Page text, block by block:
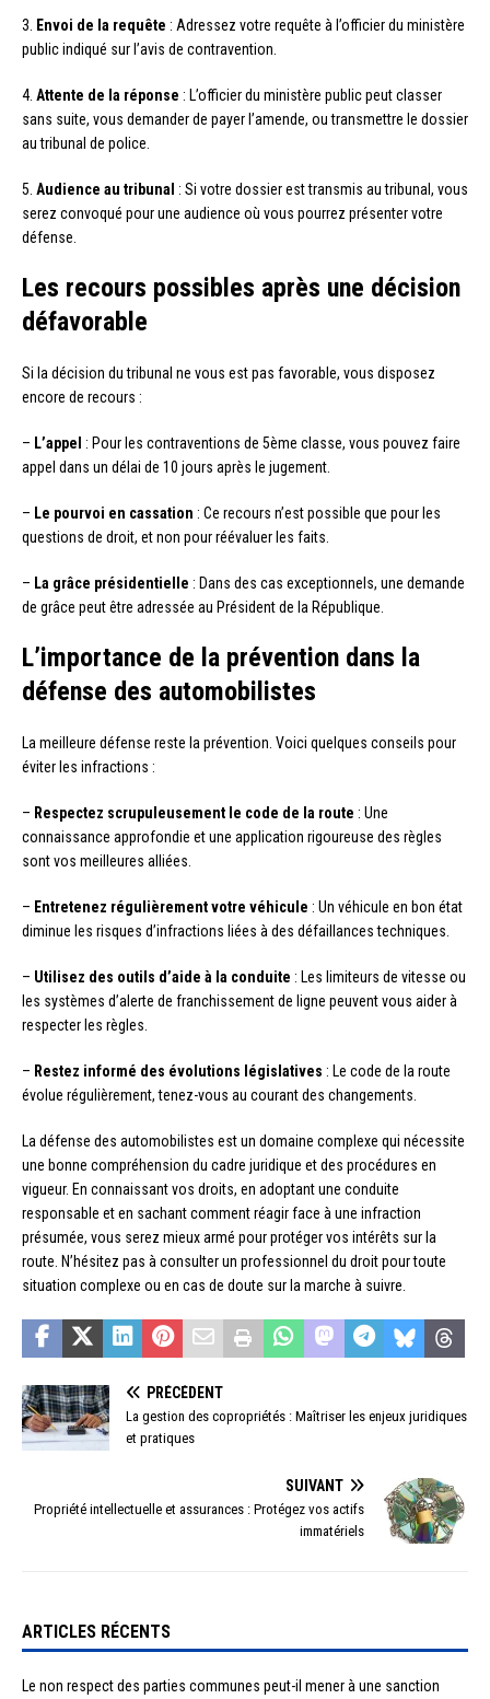
3. Envoi de la requête : Adressez votre requête à l’officier du ministère
public indiqué sur l’avis de contravention.
4. Attente de la réponse : L’officier du ministère public peut classer
sans suite, vous demander de payer l’amende, ou transmettre le dossier
au tribunal de police.
5. Audience au tribunal : Si votre dossier est transmis au tribunal, vous
serez convoqué pour une audience où vous pourrez présenter votre
défense.
Les recours possibles après une décision
défavorable
Si la décision du tribunal ne vous est pas favorable, vous disposez
encore de recours :
– L’appel : Pour les contraventions de 5ème classe, vous pouvez faire
appel dans un délai de 10 jours après le jugement.
– Le pourvoi en cassation : Ce recours n’est possible que pour les
questions de droit, et non pour réévaluer les faits.
– La grâce présidentielle : Dans des cas exceptionnels, une demande
de grâce peut être adressée au Président de la République.
L’importance de la prévention dans la
défense des automobilistes
La meilleure défense reste la prévention. Voici quelques conseils pour
éviter les infractions :
– Respectez scrupuleusement le code de la route : Une
connaissance approfondie et une application rigoureuse des règles
sont vos meilleures alliées.
– Entretenez régulièrement votre véhicule : Un véhicule en bon état
diminue les risques d’infractions liées à des défaillances techniques.
– Utilisez des outils d’aide à la conduite : Les limiteurs de vitesse ou
les systèmes d’alerte de franchissement de ligne peuvent vous aider à
respecter les règles.
– Restez informé des évolutions législatives : Le code de la route
évolue régulièrement, tenez-vous au courant des changements.
La défense des automobilistes est un domaine complexe qui nécessite
une bonne compréhension du cadre juridique et des procédures en
vigueur. En connaissant vos droits, en adoptant une conduite
responsable et en sachant comment réagir face à une infraction
présumée, vous serez mieux armé pour protéger vos intérêts sur la
route. N’hésitez pas à consulter un professionnel du droit pour toute
situation complexe ou en cas de doute sur la marche à suivre.
PRÉCÉDENT
La gestion des copropriétés : Maîtriser les enjeux juridiques
et pratiques
SUIVANT
Propriété intellectuelle et assurances : Protégez vos actifs
immatériels
ARTICLES RÉCENTS
Le non respect des parties communes peut-il mener à une sanction